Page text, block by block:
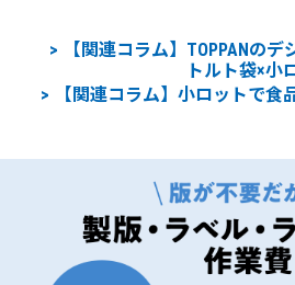
【関連コラム】TOPPANの
トルト袋×小
【関連コラム】小ロットで食